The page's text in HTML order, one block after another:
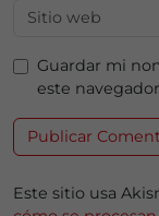
Guardar mi
este
Este sitio usa